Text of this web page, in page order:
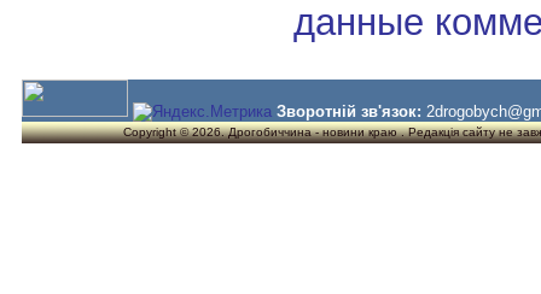
данные
Зворотній зв'язок:
Copyright © 2026. Дрогобиччина - новини краю . Редакція сайту не